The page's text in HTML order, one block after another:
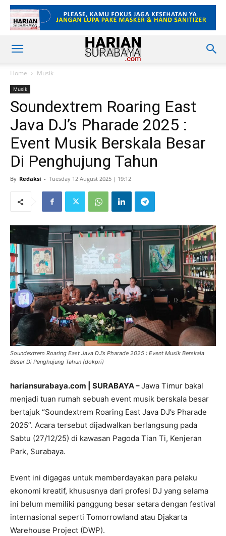
Home Musik
Musik
Soundextrem Roaring East
Java DJ’s Pharade 2025 :
Event Musik Berskala Besar
Di Penghujung Tahun
By Redaksi - Tuesday 12 August 2025 | 19:12
Soundextrem Roaring East Java DJ’s Pharade 2025 : Event Musik Berskala
Besar Di Penghujung Tahun (dokpri)
hariansurabaya.com | SURABAYA –Jawa Timur bakal
menjadi tuan rumah sebuah event musik berskala besar
bertajuk “Soundextrem Roaring East Java DJ’s Pharade
2025”. Acara tersebut dijadwalkan berlangsung pada
Sabtu (27/12/25) di kawasan Pagoda Tian Ti, Kenjeran
Park, Surabaya.
Event ini digagas untuk memberdayakan para pelaku
ekonomi kreatif, khususnya dari profesi DJ yang selama
ini belum memiliki panggung besar setara dengan festival
internasional seperti Tomorrowland atau Djakarta
Warehouse Project (DWP).